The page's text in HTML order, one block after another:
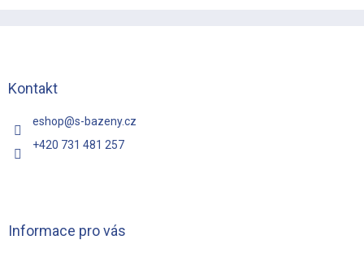
Kontakt
eshop@s-bazeny.cz
+420 731 481 257
Informace pro vás